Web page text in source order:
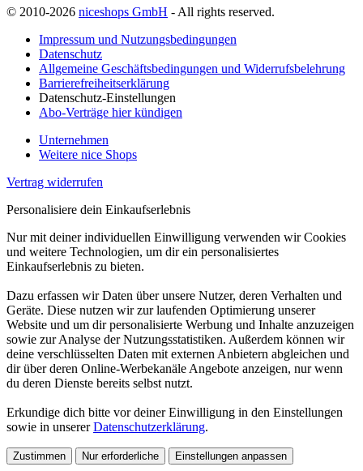
© 2010-2026 niceshops GmbH - All rights reserved.
Impressum und Nutzungsbedingungen
Datenschutz
Allgemeine Geschäftsbedingungen und Widerrufsbelehrung
Barrierefreiheitserklärung
Datenschutz-Einstellungen
Abo-Verträge hier kündigen
Unternehmen
Weitere nice Shops
Vertrag widerrufen
Personalisiere dein Einkaufserlebnis
Nur mit deiner individuellen Einwilligung verwenden wir Cookies
und weitere Technologien, um dir ein personalisiertes
Einkaufserlebnis zu bieten.
Dazu erfassen wir Daten über unsere Nutzer, deren Verhalten und
Geräte. Diese nutzen wir zur laufenden Optimierung unserer
Website und um dir personalisierte Werbung und Inhalte anzuzeigen
sowie zur Analyse der Nutzungsstatistiken. Außerdem können wir
deine verschlüsselten Daten mit externen Anbietern abgleichen und
dir über deren Online-Werbekanäle Angebote anzeigen, nur wenn
du deren Dienste bereits selbst nutzt.
Erkundige dich bitte vor deiner Einwilligung in den Einstellungen
sowie in unsererDatenschutzerklärung.
Zustimmen Nur erforderliche Einstellungen anpassen